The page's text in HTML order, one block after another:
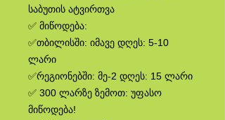
საბუთის ატვირთვა
✅ მიწოდება:
✅თბილისში: იმავე დღეს: 5-10
ლარი
✅რეგიონებში: მე-2 დღეს: 15 ლარი
✅ 300 ლარზე ზემოთ: უფასო
მიწოდება!